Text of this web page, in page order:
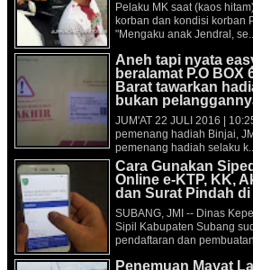
Pelaku MK saat (kaos
korban dan kondisi korban
"Mengaku anak Jendral, se...
Aneh tapi nyata
beralamat P.O BOX
Barat tawarkan
bukan
JUM'AT 22 JULI 2016 |
pemenang hadiah Binjai,
pemenang hadiah selaku k...
Cara Gunakan
Online e-KTP, KK,
dan Surat Pindah
SUBANG, JMI -- Dinas
Sipil Kabupaten Subang
pendaftaran dan
Penemuan Mayat